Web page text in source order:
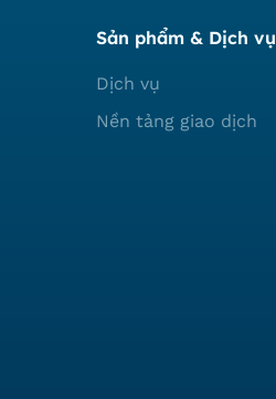
Sản phẩm & Dịch vụ
Dịch vụ
Nền tảng giao dịch